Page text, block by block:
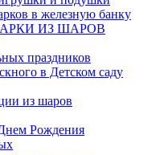
в железную банку
ИЗ ШАРОВ
праздников
в Детском саду
из шаров
Рождения